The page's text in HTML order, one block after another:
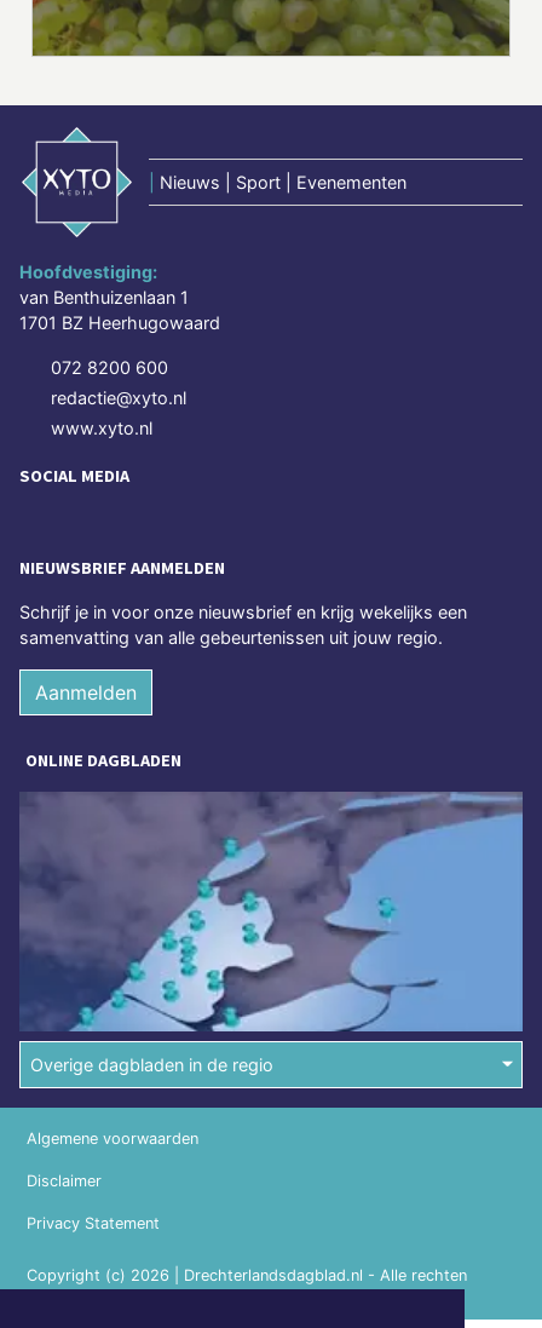
Nieuws | Sport | Evenementen
Hoofdvestiging:
van Benthuizenlaan 1
1701 BZ Heerhugowaard
072 8200 600
redactie@xyto.nl
www.xyto.nl
SOCIAL MEDIA
NIEUWSBRIEF AANMELDEN
Schrijf je in voor onze nieuwsbrief en krijg wekelijks een
samenvatting van alle gebeurtenissen uit jouw regio.
Aanmelden
ONLINE DAGBLADEN
Overige dagbladen in de regio
Copyright (c) 2026 | Drechterlandsdagblad.nl - Alle rechten
Algemene voorwaarden
Disclaimer
Privacy Statement